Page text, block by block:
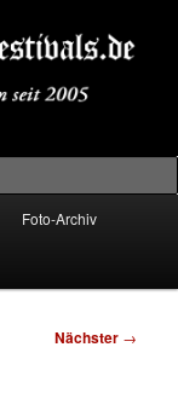
Foto-Archiv
Nächster →